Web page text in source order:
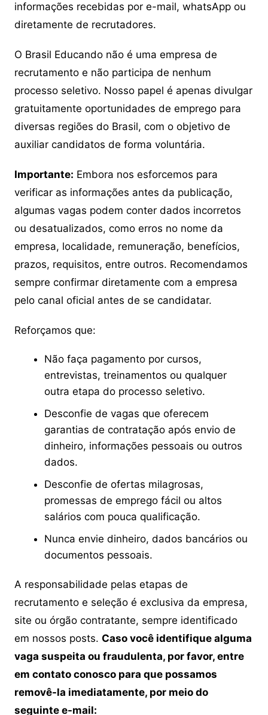
informações recebidas por e-mail, whatsApp ou
diretamente de recrutadores.
O Brasil Educando não é uma empresa de
recrutamento e não participa de nenhum
processo seletivo. Nosso papel é apenas divulgar
gratuitamente oportunidades de emprego para
diversas regiões do Brasil, com o objetivo de
auxiliar candidatos de forma voluntária.
Importante: Embora nos esforcemos para
verificar as informações antes da publicação,
algumas vagas podem conter dados incorretos
ou desatualizados, como erros no nome da
empresa, localidade, remuneração, benefícios,
prazos, requisitos, entre outros. Recomendamos
sempre confirmar diretamente com a empresa
pelo canal oficial antes de se candidatar.
Reforçamos que:
Não faça pagamento por cursos,
entrevistas, treinamentos ou qualquer
outra etapa do processo seletivo.
Desconfie de vagas que oferecem
garantias de contratação após envio de
dinheiro, informações pessoais ou outros
dados.
Desconfie de ofertas milagrosas,
promessas de emprego fácil ou altos
salários com pouca qualificação.
Nunca envie dinheiro, dados bancários ou
documentos pessoais.
A responsabilidade pelas etapas de
recrutamento e seleção é exclusiva da empresa,
site ou órgão contratante, sempre identificado
em nossos posts. Caso você identifique alguma
vaga suspeita ou fraudulenta, por favor, entre
em contato conosco para que possamos
removê-la imediatamente, por meio do
seguinte e-mail: